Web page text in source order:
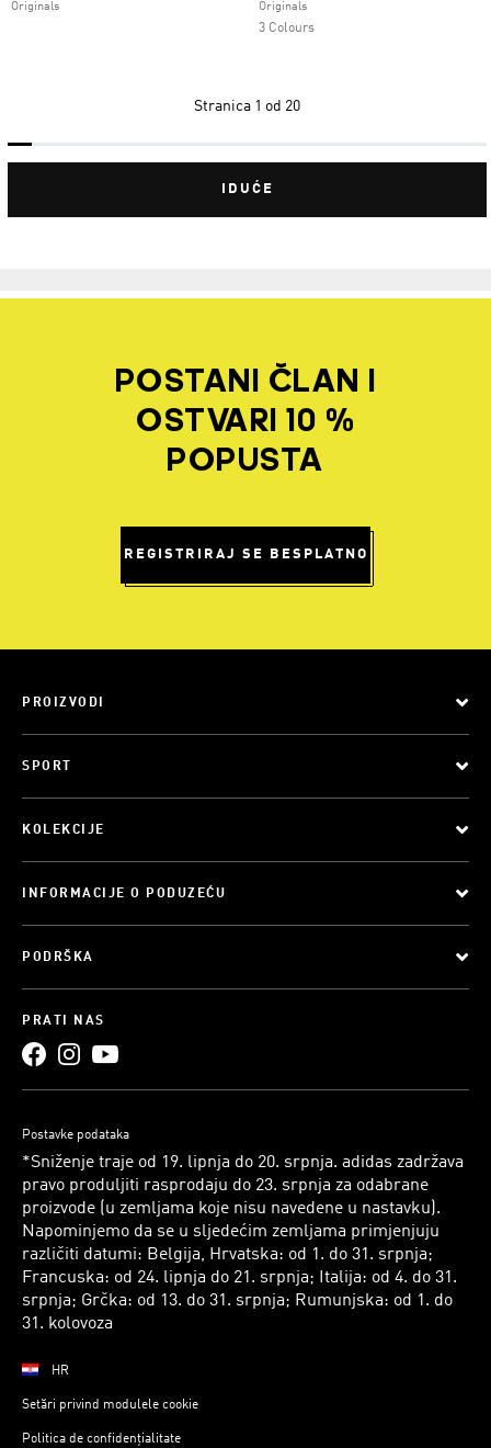
Originals Originals
3 Colours
Stranica 1 od 20
IDUĆE
POSTANI ČLAN I
OSTVARI 10 %
POPUSTA
REGISTRIRAJ SE BESPLATNO
PROIZVODI
SPORT
KOLEKCIJE
INFORMACIJE O PODUZEĆU
PODRŠKA
PRATI NAS
Postavke podataka
*Sniženje traje od 19. lipnja do 20. srpnja. adidas zadržava
pravo produljiti rasprodaju do 23. srpnja za odabrane
proizvode (u zemljama koje nisu navedene u nastavku).
Napominjemo da se u sljedećim zemljama primjenjuju
različiti datumi: Belgija, Hrvatska: od 1. do 31. srpnja;
Francuska: od 24. lipnja do 21. srpnja; Italija: od 4. do 31.
srpnja; Grčka: od 13. do 31. srpnja; Rumunjska: od 1. do
31. kolovoza
HR
Setări privind modulele cookie
Politica de confidențialitate